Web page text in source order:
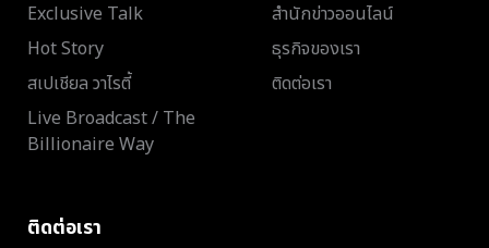
Exclusive Talk
Hot Story
สเปเชียล วาไรตี้
Live Broadcast / The
Billionaire Way
สำนักข่าวออนไลน์
ธุรกิจของเรา
ติดต่อเรา
ติดต่อเรา